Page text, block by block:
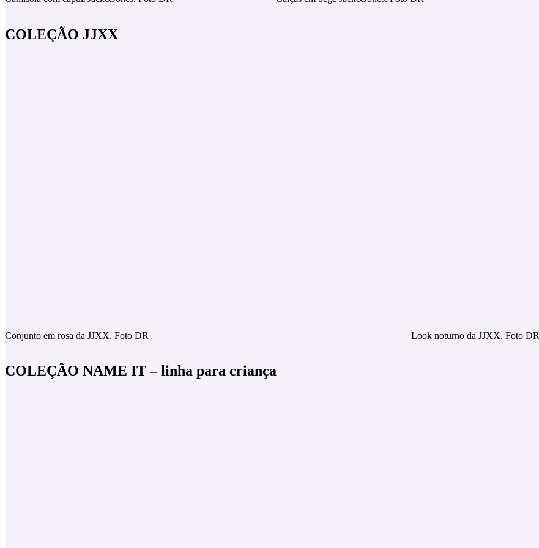
COLEÇÃO JJXX
Conjunto em rosa da JJXX. Foto DR Look noturno da JJXX. Foto DR
COLEÇÃO NAME IT – linha para criança